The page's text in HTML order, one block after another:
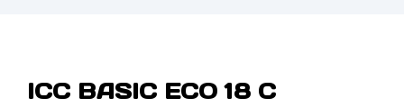
ICC BASIC ECO 18 C